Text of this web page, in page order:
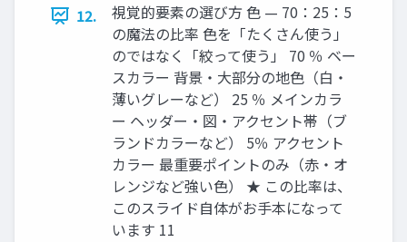
12.
視覚的要素の選び方 色 — 70：25：5
の魔法の比率 色を「たくさん使う」
のではなく「絞って使う」 70 ％ ベー
スカラー 背景・大部分の地色（白・
薄いグレーなど） 25 ％ メインカラ
ー ヘッダー・図・アクセント帯（ブ
ランドカラーなど） 5％ アクセント
カラー 最重要ポイントのみ（赤・オ
レンジなど強い色） ★ この比率は、
このスライド自体がお手本になって
います 11